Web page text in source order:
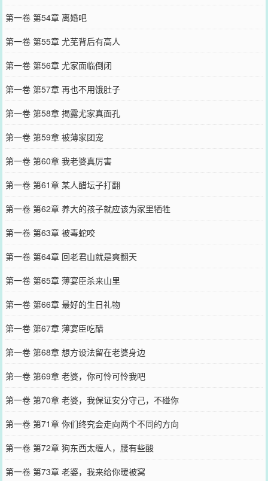
第一卷 第54章 离婚吧
第一卷 第55章 尤芜背后有高人
第一卷 第56章 尤家面临倒闭
第一卷 第57章 再也不用饿肚子
第一卷 第58章 揭露尤家真面孔
第一卷 第59章 被薄家团宠
第一卷 第60章 我老婆真厉害
第一卷 第61章 某人醋坛子打翻
第一卷 第62章 养大的孩子就应该为家里牺牲
第一卷 第63章 被毒蛇咬
第一卷 第64章 回老君山就是爽翻天
第一卷 第65章 薄宴臣杀来山里
第一卷 第66章 最好的生日礼物
第一卷 第67章 薄宴臣吃醋
第一卷 第68章 想方设法留在老婆身边
第一卷 第69章 老婆，你可怜可怜我吧
第一卷 第70章 老婆，我保证安分守己，不碰你
第一卷 第71章 你们终究会走向两个不同的方向
第一卷 第72章 狗东西太缠人，腰有些酸
第一卷 第73章 老婆，我来给你暖被窝